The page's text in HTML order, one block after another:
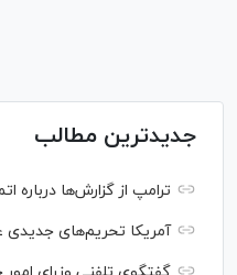
جدیدترین مطالب
ترامپ از گزارش‌ها
آمریکا تحریم‌های جدیدی